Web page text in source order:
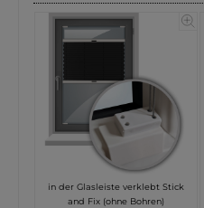
in der Glasleiste verklebt Stick
and Fix (ohne Bohren)